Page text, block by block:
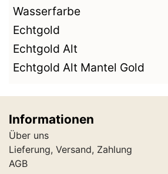
Wasserfarbe
Echtgold
Echtgold Alt
Echtgold Alt Mantel Gold
Informationen
Über uns
Lieferung, Versand, Zahlung
AGB